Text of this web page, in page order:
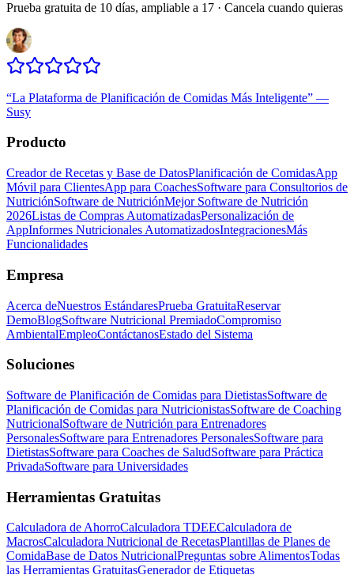
Prueba gratuita de 10 días, ampliable a 17 · Cancela cuando quieras
“La Plataforma de Planificación de Comidas Más Inteligente” —
Susy
Producto
Creador de Recetas y Base de DatosPlanificación de ComidasApp
Móvil para ClientesApp para CoachesSoftware para Consultorios de
NutriciónSoftware de NutriciónMejor Software de Nutrición
2026Listas de Compras AutomatizadasPersonalización de
AppInformes Nutricionales AutomatizadosIntegracionesMás
Funcionalidades
Empresa
Acerca deNuestros EstándaresPrueba GratuitaReservar
DemoBlogSoftware Nutricional PremiadoCompromiso
AmbientalEmpleoContáctanosEstado del Sistema
Soluciones
Software de Planificación de Comidas para DietistasSoftware de
Planificación de Comidas para NutricionistasSoftware de Coaching
NutricionalSoftware de Nutrición para Entrenadores
PersonalesSoftware para Entrenadores PersonalesSoftware para
DietistasSoftware para Coaches de SaludSoftware para Práctica
PrivadaSoftware para Universidades
Herramientas Gratuitas
Calculadora de AhorroCalculadora TDEECalculadora de
MacrosCalculadora Nutricional de RecetasPlantillas de Planes de
ComidaBase de Datos NutricionalPreguntas sobre AlimentosTodas
las Herramientas GratuitasGenerador de Etiquetas